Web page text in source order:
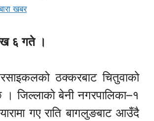
खबर
६ गते ।
ठक्करबाट चितुवाको
जिल्लाको बेनी नगरपालिका–१
गए राति बागलुङबाट आउँदै